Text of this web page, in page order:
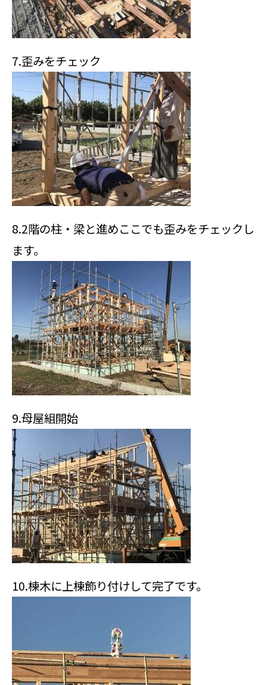
7.歪みをチェック
8.2階の柱・梁と進めここでも歪みをチェックし
ます。
9.母屋組開始
10.棟木に上棟飾り付けして完了です。